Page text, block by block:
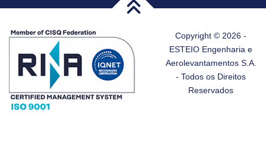
Copyright © 2026 -
ESTEIO Engenharia e
Aerolevantamentos S.A.
- Todos os Direitos
Reservados